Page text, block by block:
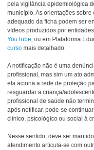
pela vigilância epidemiológica
município. As orientações sobre
adequado da ficha podem ser
vídeos produzidos por
YouTube, ou em Plataforma
curso mais detalhado.
A notificação não é uma
profissional, mas sim um ato
ela aciona a rede de proteção
resguardar a criança/
profissional de saúde não
após notificar, pode-se
clínico, psicológico ou social à
Nesse sentido, deve ser
atendimento articula-se com